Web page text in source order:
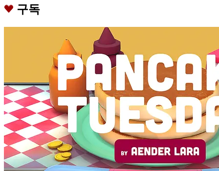
구독